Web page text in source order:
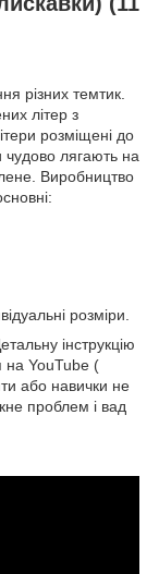
різних темтик.
літер з
розміщені до
чудово лягають на
Виробництво
розміри.
інструкцію
на YouTube (
або навички не
проблем і вад